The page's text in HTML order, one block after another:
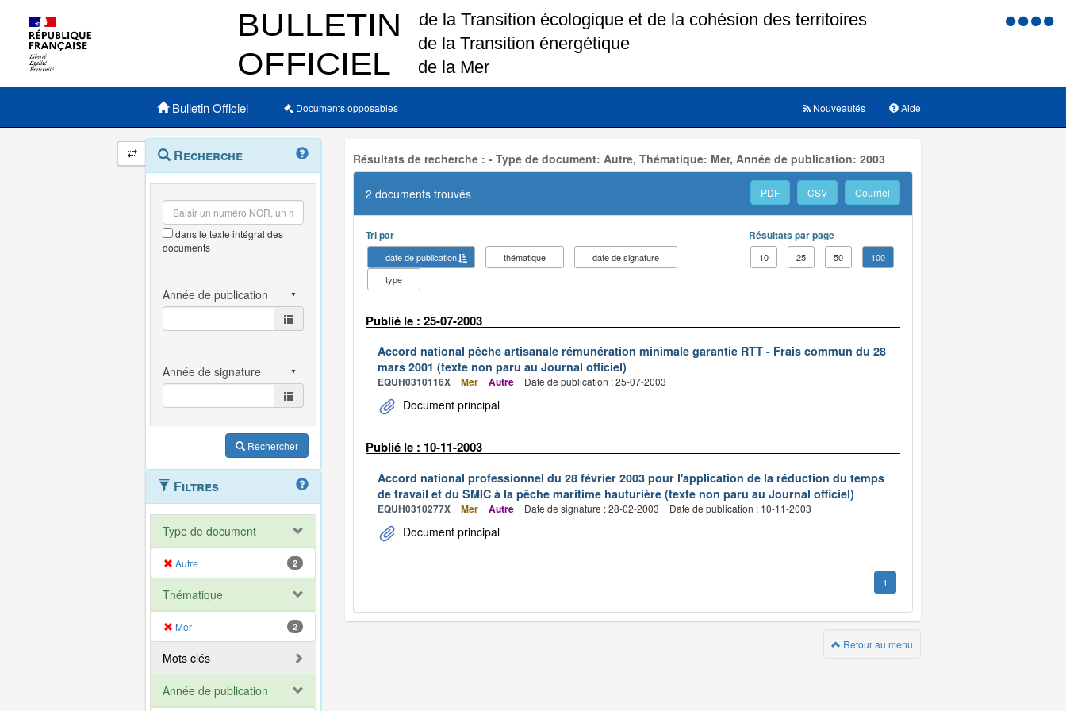
Menu
Menu principal
Bulletin Officiel Documents opposables Aide
Nouveautés
Navigation
et
outils
annexes
Menu
contextuel
Recherche
dans le texte intégral des
documents
Rechercher
Filtres
Type de document
Autre 2
Thématique
Mer 2
Mots clés
Année de publication
Résultats de recherche : - Type de document: Autre, Thématique: Mer, Année de publication: 2003
2 documents trouvés PDF CSV Courriel
Tri par
date de publication thématique
date de signature
type
Résultats par page
10 25 50 100
Publié le : 25-07-2003
Accord national pêche artisanale rémunération minimale garantie RTT - Frais commun du 28
mars 2001 (texte non paru au Journal officiel)
EQUH0310116X Mer Autre Date de publication : 25-07-2003
Document principal
Publié le : 10-11-2003
Accord national professionnel du 28 février 2003 pour l'application de la réduction du temps
de travail et du SMIC à la pêche maritime hauturière (texte non paru au Journal officiel)
EQUH0310277X Mer Autre Date de signature : 28-02-2003 Date de publication : 10-11-2003
Document principal
1
Retour au menu